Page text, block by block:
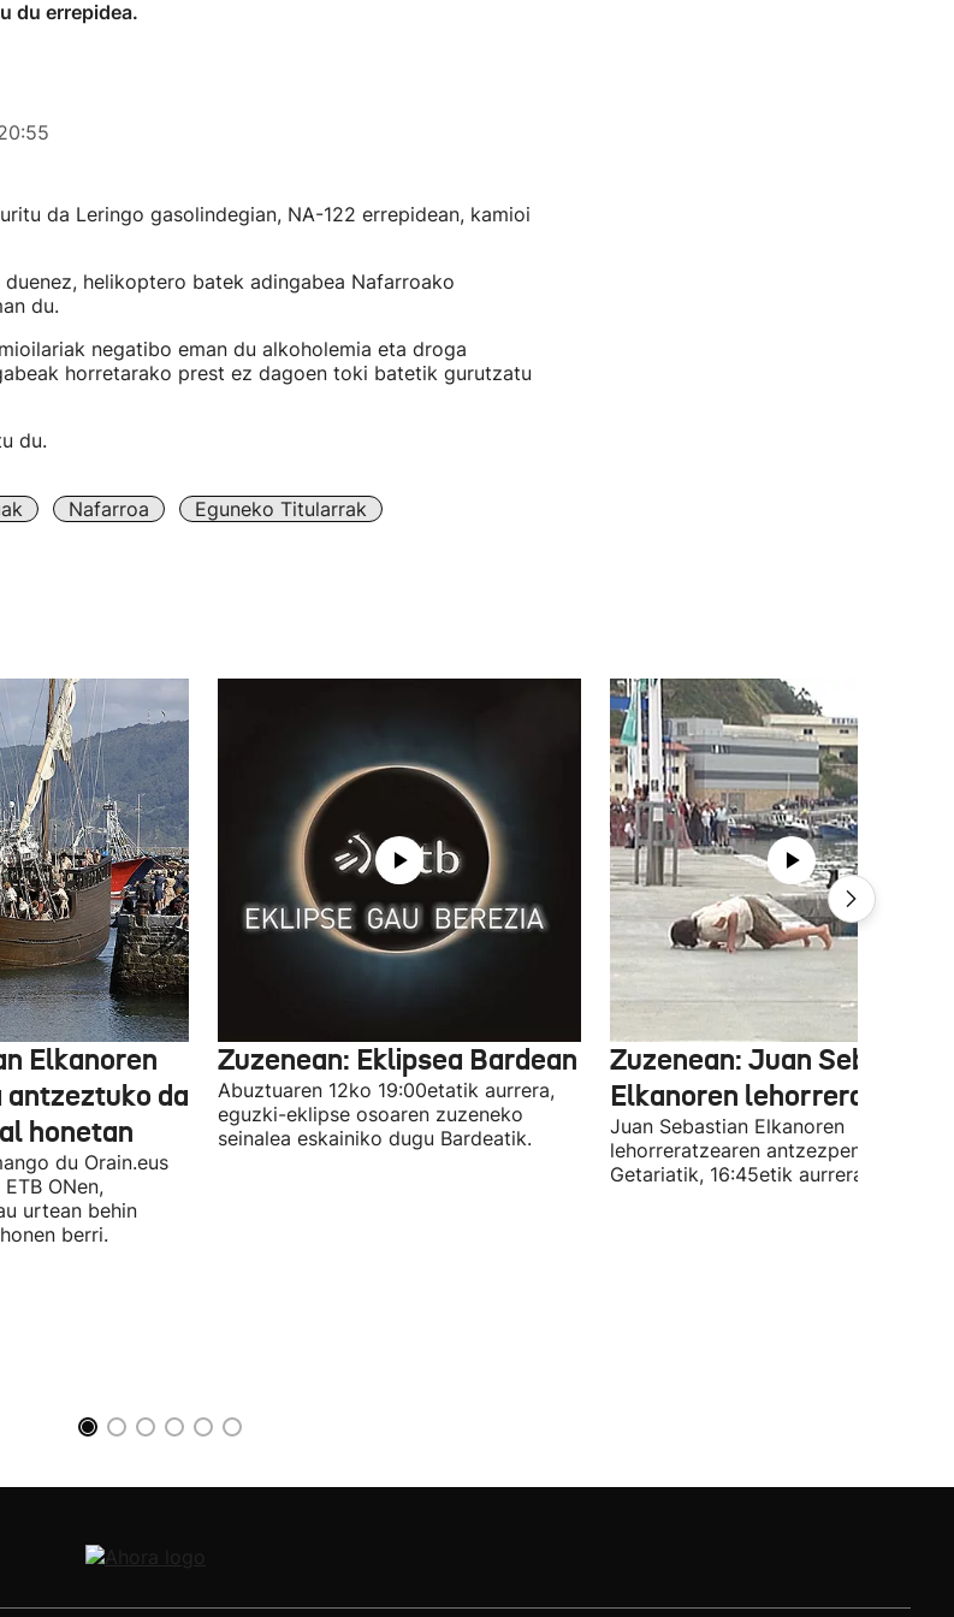
du errepidea.
da Leringo gasolindegian, NA-122 errepidean, kamioi
helikoptero batek adingabea Nafarroako
du.
negatibo eman du alkoholemia eta droga
horretarako prest ez dagoen toki batetik gurutzatu
du.
Nafarroa
Eguneko Titularrak
Elkanoren
da
honetan
du Orain.eus
ONen,
urtean behin
berri.
Zuzenean: Eklipsea Bardean
Abuztuaren 12ko 19:00etatik aurrera,
eguzki-eklipse osoaren zuzeneko
seinalea eskainiko dugu Bardeatik.
Zuzenean: Juan Sebastian
Elkanoren lehorreratzea
Juan Sebastian Elkanoren
lehorreratzearen antzezpena
Getariatik, 16:45etik aurrera.